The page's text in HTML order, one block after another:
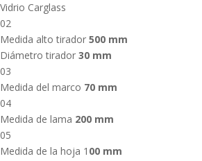
Vidrio Carglass
02
Medida alto tirador 500 mm
Diámetro tirador 30 mm
03
Medida del marco 70 mm
04
Medida de lama 200 mm
05
Medida de la hoja 1 00 mm